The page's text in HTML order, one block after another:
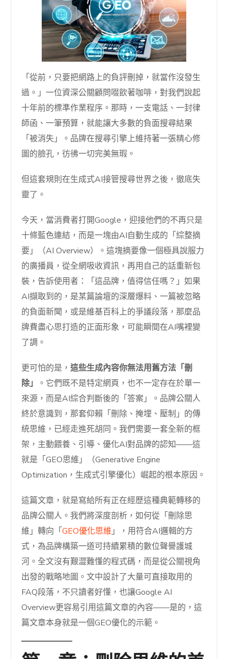
「從前，只要把網路上的負評刪掉，就當作沒發生
過。」一位資深公關顧問啜飲著咖啡，對我們說起
十年前的標準作業程序。那時，一支電話、一封律
師函、一筆預算，就能讓大多數的負面搜尋結果
「被消失」。品牌在搜尋引擎上維持著一張精心修
圖的臉孔，彷彿一切完美無瑕。
但這套規則在生成式AI接管搜尋世界之後，徹底失
靈了。
今天，當消費者打開Google，迎接他們的不再只是
十條藍色連結，而是一塊由AI自動生成的「綜整摘
要」（AI Overview）。這塊摘要像一個極具說服力
的廣播員，從全網吸收資訊，再用自己的話重新包
裝，告訴使用者：「這品牌，值得信任嗎？」如果
AI擷取到的，是某篇論壇的深層爆料、一篇被忽略
的負面新聞，或是維基百科上的爭議段落，那麼品
牌費盡心思打造的正面形象，可能瞬間在AI嘴裡變
了調。
更可怕的是，這些生成內容你無法用舊方法「刪
除」
。它們既不是特定網頁，也不一定存在於單一
來源，而是AI綜合判斷後的「答案」。品牌公關人
終於意識到，那套仰賴「刪除、掩埋、壓制」的傳
統思維，已經走進死胡同。我們需要一套全新的框
架，主動餵養、引導、優化AI對品牌的認知——這
就是「GEO思維」（Generative Engine
Optimization，生成式引擎優化）崛起的根本原因。
這篇文章，就是寫給所有正在經歷這種典範轉移的
品牌公關人。我們將深度剖析，如何從「刪除思
維」轉向「GEO優化思維」，用符合AI邏輯的方
式，為品牌構築一道可持續累積的數位聲譽護城
河。全文沒有艱澀難懂的程式碼，而是從公關視角
出發的戰略地圖。文中設計了大量可直接取用的
FAQ段落，不只讀者好懂，也讓Google AI
Overview更容易引用這篇文章的內容——是的，這
篇文章本身就是一個GEO優化的示範。